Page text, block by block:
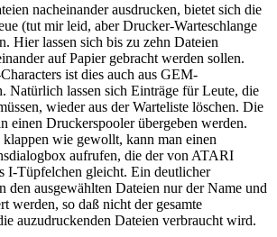
nacheinander ausdrucken, bietet sich die
(tut mir leid, aber Drucker-Warteschlange
Hier lassen sich bis zu zehn Dateien
auf Papier gebracht werden sollen.
ist dies auch aus GEM-
Natürlich lassen sich Einträge für Leute, die
wieder aus der Warteliste löschen. Die
einen Druckerspooler übergeben werden.
klappen wie gewollt, kann man einen
aufrufen, die der von ATARI
I-Tüpfelchen gleicht. Ein deutlicher
den ausgewählten Dateien nur der Name und
werden, so daß nicht der gesamte
auzudruckenden Dateien verbraucht wird.